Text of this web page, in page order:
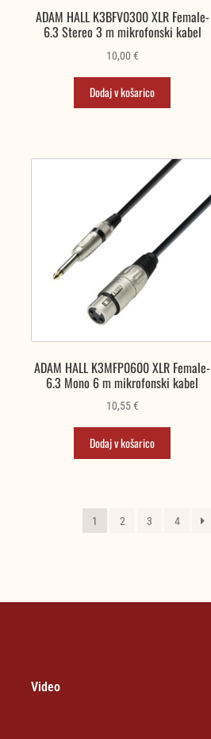
ADAM HALL K3BFV0300 XLR Female-
6.3 Stereo 3 m mikrofonski kabel
10,00 €
Dodaj v košarico
ADAM HALL K3MFP0600 XLR Female-
6.3 Mono 6 m mikrofonski kabel
10,55€
Dodaj v košarico
1 2 3 4
Video